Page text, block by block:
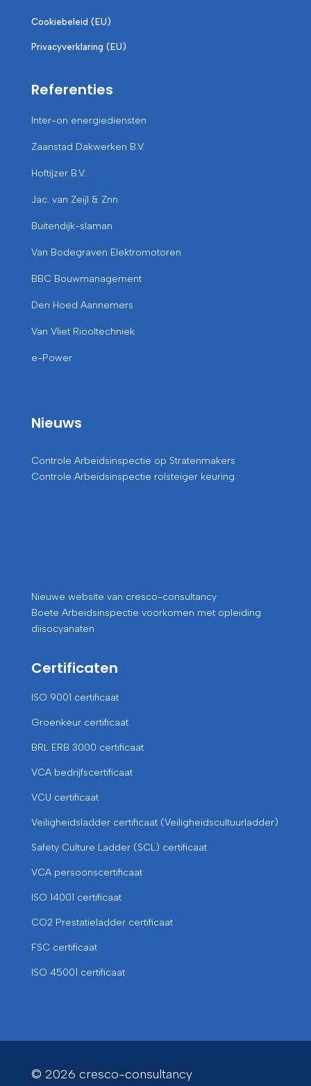
Cookiebeleid (EU)
Privacyverklaring (EU)
Referenties
Inter-on energiediensten
Zaanstad Dakwerken B.V.
Hoftijzer B.V.
Jac. van Zeijl & Znn
Buitendijk-slaman
Van Bodegraven Elektromotoren
BBC Bouwmanagement
Den Hoed Aannemers
Van Vliet Riooltechniek
e-Power
Nieuws
Controle Arbeidsinspectie op Stratenmakers
Controle Arbeidsinspectie rolsteiger keuring
Nieuwe website van cresco-consultancy
Boete Arbeidsinspectie voorkomen met opleiding
diisocyanaten
Certificaten
ISO 9001 certificaat
Groenkeur certificaat
BRL ERB 3000 certificaat
VCA bedrijfscertificaat
VCU certificaat
Veiligheidsladder certificaat (Veiligheidscultuurladder)
Safety Culture Ladder (SCL) certificaat
VCA persoonscertificaat
ISO 14001 certificaat
CO2 Prestatieladder certificaat
FSC certificaat
ISO 45001 certificaat
© 2026 cresco-consultancy